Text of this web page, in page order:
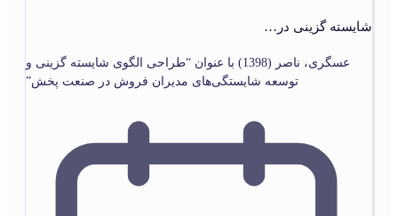
شایسته گزینی در…
عسگری، ناصر (1398) با عنوان “طراحی الگوی شایسته گزینی و
توسعه شایستگی‌های مدیران فروش در صنعت پخش”